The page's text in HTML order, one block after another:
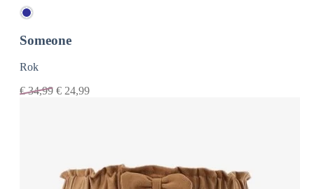
Someone
Rok
€34,99 € 24,99